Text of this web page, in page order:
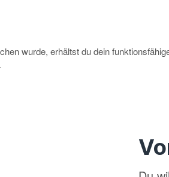
wurde, erhältst du dein